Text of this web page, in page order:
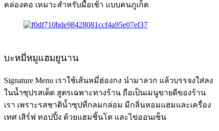
คล่องคอ เหมาะสำหรับมื้อเช้า แบบคนภูเก็ต
บะหมี่หมูแฮมยูนาน
Signature Menu เราใช้เส้นหมี่ฮ่องกง นำมาลวก แล้วบรรจงใส่ลง
ในน้ำซุปรสเด็ด สูตรเฉพาะทางร้าน ถือเป็นเมนูขายดีของร้าน
เรา เพราะรสชาติน้ำซุปที่กลมกล่อม มีกลิ่นหอมแฮมและเครื่อง
เทศ เสิร์ฟ ทอปปิ้ง ด้วยแฮมชิ้นโต และไข่ออนเซ็น